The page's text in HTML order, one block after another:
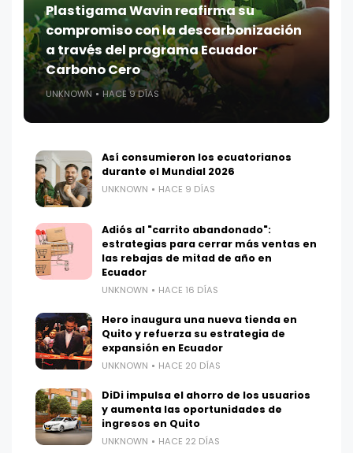
Plastigama Wavin reafirma su
compromiso con la descarbonización
a través del programa Ecuador
Carbono Cero
UNKNOWN HACE 9 DÍAS
Así consumieron los ecuatorianos
durante el Mundial 2026
UNKNOWN HACE 9 DÍAS
Adiós al "carrito abandonado":
estrategias para cerrar más ventas en
las rebajas de mitad de año en
Ecuador
UNKNOWN HACE 16 DÍAS
Hero inaugura una nueva tienda en
Quito y refuerza su estrategia de
expansión en Ecuador
UNKNOWN HACE 20 DÍAS
DiDi impulsa el ahorro de los usuarios
y aumenta las oportunidades de
ingresos en Quito
UNKNOWN HACE 22 DÍAS